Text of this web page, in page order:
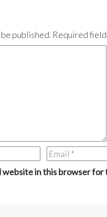
published. Required
website in this browser